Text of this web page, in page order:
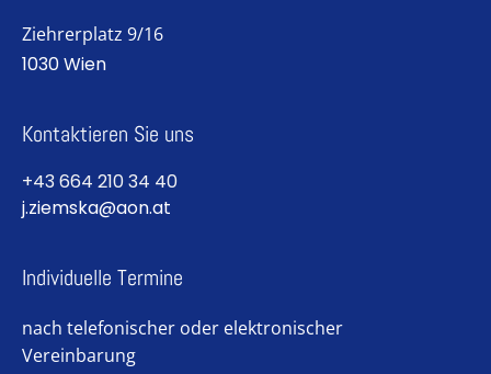
Ziehrerplatz 9/16
1030 Wien
Kontaktieren Sie uns
+43 664 210 34 40
j.ziemska@aon.at
Individuelle Termine
nach telefonischer oder elektronischer
Vereinbarung